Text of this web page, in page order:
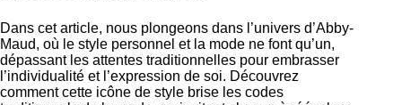
Dans cet article, nous plongeons dans l’univers d’Abby-
Maud, où le style personnel et la mode ne font qu’un,
dépassant les attentes traditionnelles pour embrasser
l’individualité et l’expression de soi. Découvrez
comment cette icône de style brise les codes